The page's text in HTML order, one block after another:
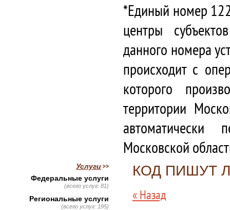
*Единый номер
центры
данного номера
происходит с
которого
территории
автоматически
Московской
КОД ПИШУТ
« Назад
Услуги
Федеральные услуги
(всего услуг: 81)
Региональные услуги
(всего услуг: 195)